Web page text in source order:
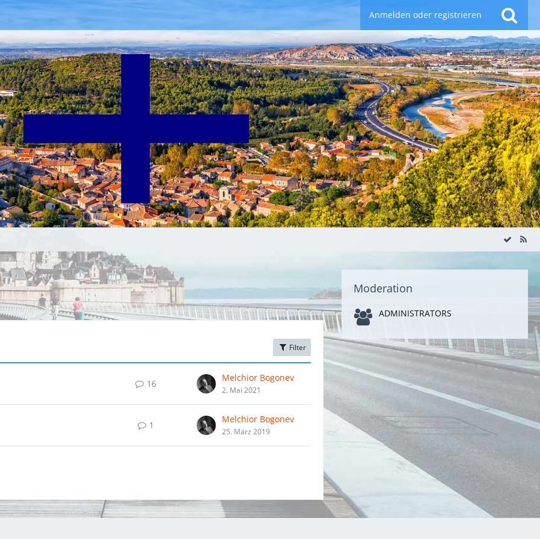
Anmelden oder registrieren
Filter
16
Melchior Bogonev
2. Mai 2021
1
Melchior Bogonev
25. März 2019
Moderation
ADMINISTRATORS